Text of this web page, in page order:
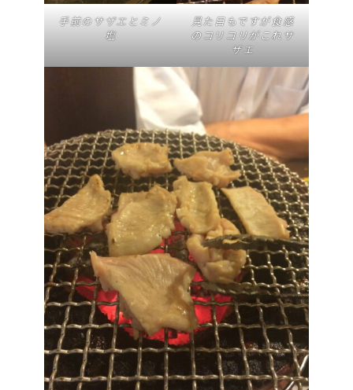
手前のサザエとミノ
塩
見た目もですが食感
のコリコリがこれサ
ザエ